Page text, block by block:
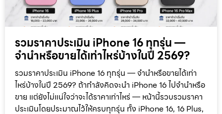
รวมราคาประเมิน iPhone 16 ทุกรุ่น —
จำนำหรือขายได้เท่าไหร่บ้างในปี 2569?
รวมราคาประเมิน iPhone 16 ทุกรุ่น — จำนำหรือขายได้เท่า
ไหร่บ้างในปี 2569? ถ้ากำลังคิดจะนำ iPhone 16 ไปจำนำหรือ
ขาย แต่ยังไม่แน่ใจว่าจะได้ราคาเท่าไหร่ — หน้านี้รวบรวมราคา
ประเมินโดยประมาณไว้ให้ครบทุกรุ่น ทั้ง iPhone 16, 16 Plus,